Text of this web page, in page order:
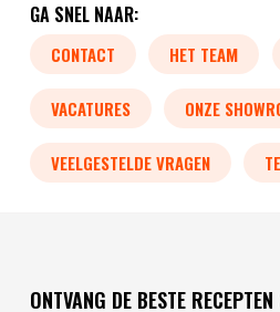
GA SNEL NAAR:
CONTACT HET TEAM
VACATURES ONZE
VEELGESTELDE VRAGEN
ONTVANG DE BESTE